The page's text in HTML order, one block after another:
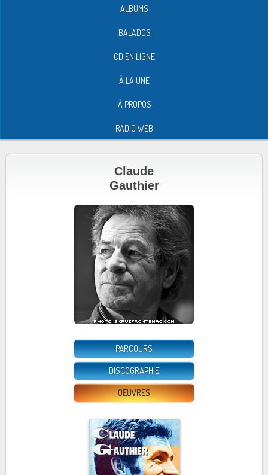
ALBUMS
BALADOS
CD EN LIGNE
À LA UNE
À PROPOS
RADIO WEB
Claude
Gauthier
PARCOURS
DISCOGRAPHIE
OEUVRES